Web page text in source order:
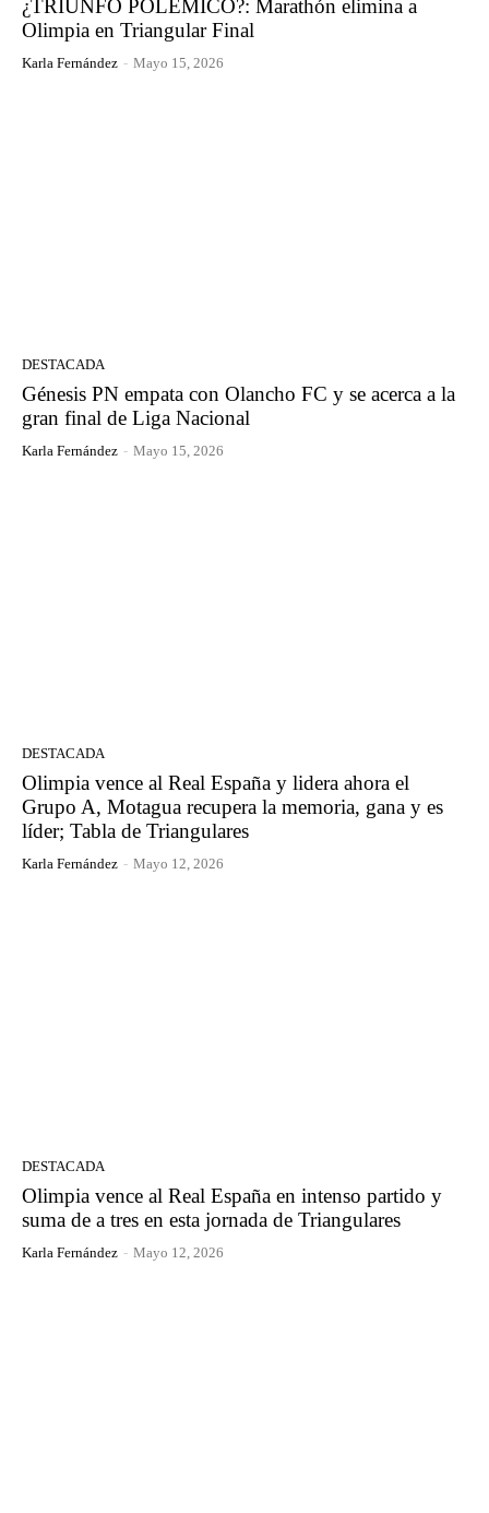
¿TRIUNFO POLÉMICO?: Marathón elimina a
Olimpia en Triangular Final
Karla Fernández - Mayo 15, 2026
DESTACADA
Génesis PN empata con Olancho FC y se acerca a la
gran final de Liga Nacional
Karla Fernández - Mayo 15, 2026
DESTACADA
Olimpia vence al Real España y lidera ahora el
Grupo A, Motagua recupera la memoria, gana y es
líder; Tabla de Triangulares
Karla Fernández - Mayo 12, 2026
DESTACADA
Olimpia vence al Real España en intenso partido y
suma de a tres en esta jornada de Triangulares
Karla Fernández - Mayo 12, 2026